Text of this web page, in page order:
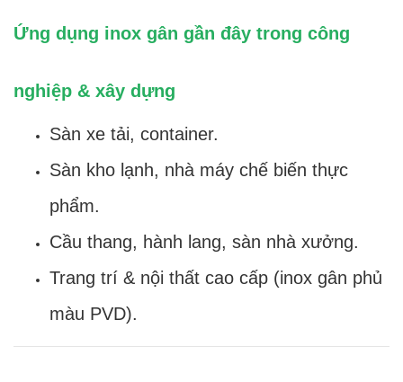
Ứng dụng inox gân gần đây trong công
nghiệp & xây dựng
Sàn xe tải, container.
Sàn kho lạnh, nhà máy chế biến thực
phẩm.
Cầu thang, hành lang, sàn nhà xưởng.
Trang trí & nội thất cao cấp (inox gân phủ
màu PVD).